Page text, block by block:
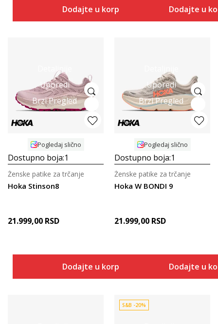
Dodajte u korpu Dodajte u
Detaljnije
Uporedi
Brzi Pregled
Pogledaj slično
Dostupno boja:1
Hoka Stinson8
Ženske patike za trčanje
21.999,00 RSD
Dodajte u korpu
Uporedi
Brzi Pregled
Pogledaj slično
Dostupno boja:1
Hoka W BONDI 9
Ženske patike za trčanje
21.999,00 RSD
Dodajte u
S&B -20%